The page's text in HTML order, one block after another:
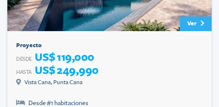
Ver
Proyecto
DESDE US$ 119,000
HASTA US$ 249,990
Vista Cana, Punta Cana
Desde #1 habitaciones